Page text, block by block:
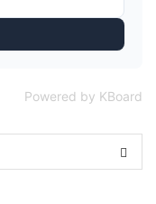
Powered by KBoard